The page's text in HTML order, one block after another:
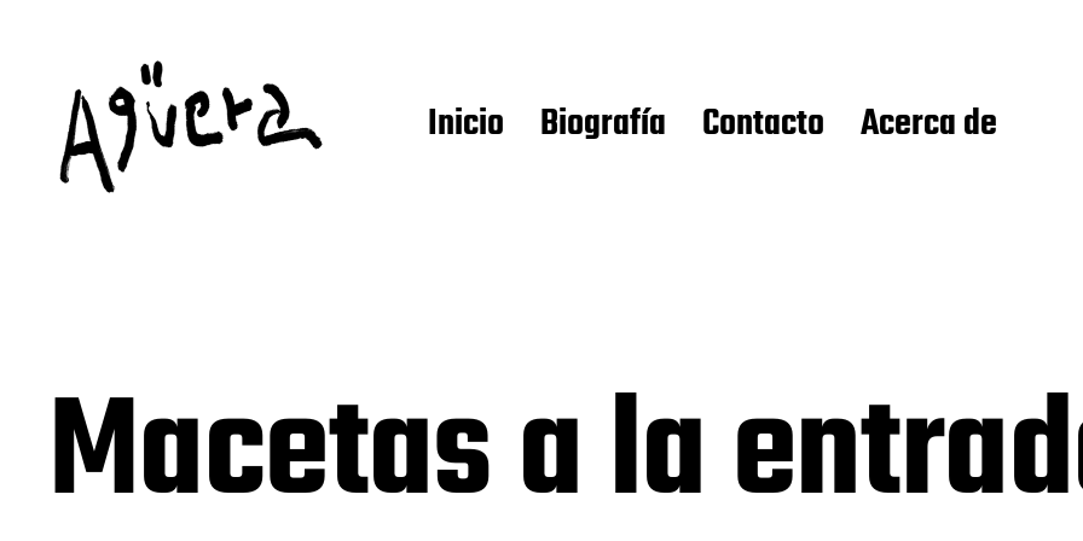
Inicio Biografía Contacto Acerca de
Macetas a la